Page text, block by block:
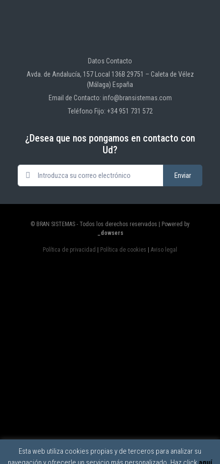
Datos Contacto
Avda. de Andalucía, 157 Local 136B 29751 – Caleta de Vélez
(Málaga) España
Email de Contacto: info@bransistemas.com
Teléfono Fijo: +34 951 731 572
¿Desea que nos pongamos en contacto con
Ud?
© BRAN SISTEMAS - Todos los derechos reservados | Powered by
_dowsers
Política de privacidad Política de cookies Aviso legal
Esta web utiliza cookies propias y de terceros para analizar su